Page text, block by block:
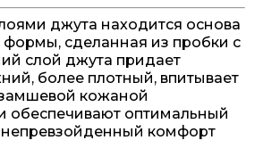
джута находится основа
сделанная из пробки с
слой джута придает
более плотный, впитывает
замшевой кожаной
обеспечивают оптимальный
комфорт